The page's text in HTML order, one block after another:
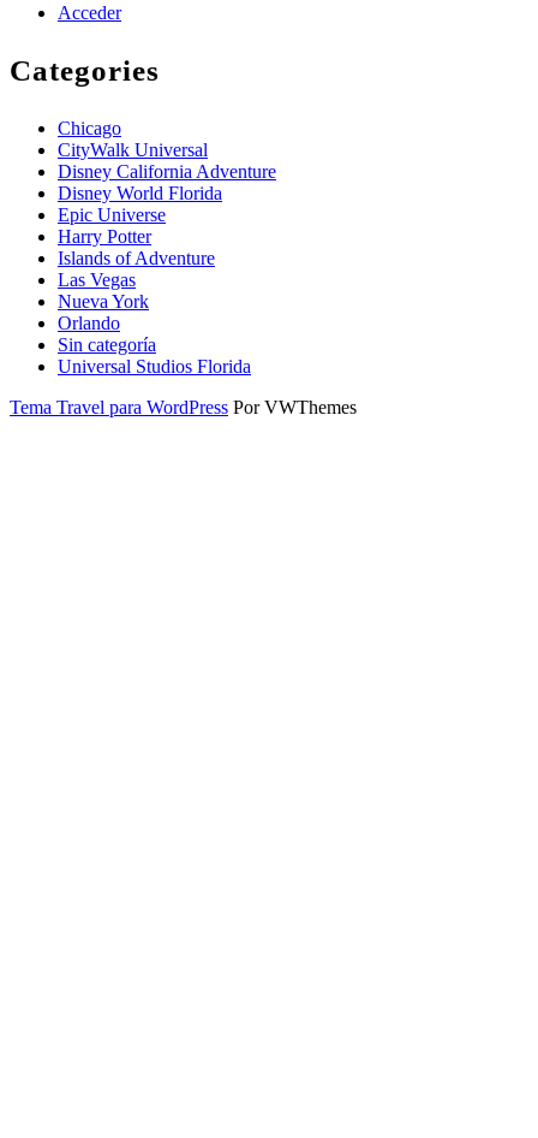
Acceder
Categories
Chicago
CityWalk Universal
Disney California Adventure
Disney World Florida
Epic Universe
Harry Potter
Islands of Adventure
Las Vegas
Nueva York
Orlando
Sin categoría
Universal Studios Florida
Tema Travel para WordPress Por VWThemes